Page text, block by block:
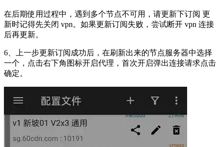
在后期使用过程中，遇到多个节点不可用，请更新下订阅 更
新时记得先关闭 vpn。如果更新订阅失败，尝试断开 vpn 连接
后再更新。
6、上一步更新订阅成功后，在刷新出来的节点服务器中选择
一个，点击右下角图标开启代理，首次开启弹出连接请求点击
确定。